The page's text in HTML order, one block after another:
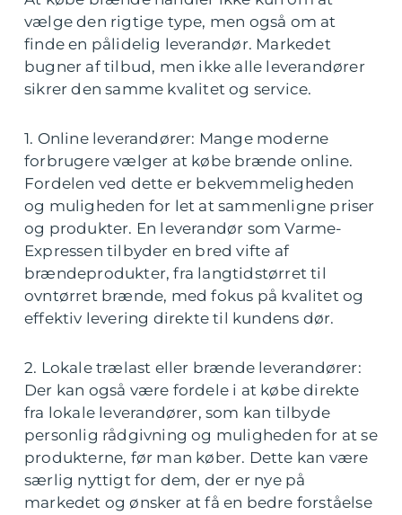
vælge den rigtige type, men også om at
finde en pålidelig leverandør. Markedet
bugner af tilbud, men ikke alle leverandører
sikrer den samme kvalitet og service.
1. Online leverandører: Mange moderne
forbrugere vælger at købe brænde online.
Fordelen ved dette er bekvemmeligheden
og muligheden for let at sammenligne priser
og produkter. En leverandør som Varme-
Expressen tilbyder en bred vifte af
brændeprodukter, fra langtidstørret til
ovntørret brænde, med fokus på kvalitet og
effektiv levering direkte til kundens dør.
2. Lokale trælast eller brænde leverandører:
Der kan også være fordele i at købe direkte
fra lokale leverandører, som kan tilbyde
personlig rådgivning og muligheden for at se
produkterne, før man køber. Dette kan være
særlig nyttigt for dem, der er nye på
markedet og ønsker at få en bedre forståelse